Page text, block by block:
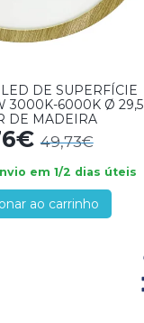
DE SUPERFÍCIE
3000K-6000K Ø 29,5
DE MADEIRA
49,73€
em 1/2 dias úteis
ao carrinho